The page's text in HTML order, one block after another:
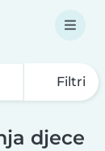
Filtri
djece